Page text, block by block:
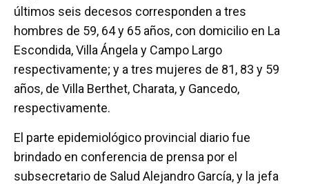
últimos seis decesos corresponden a tres
hombres de 59, 64 y 65 años, con domicilio en La
Escondida, Villa Ángela y Campo Largo
respectivamente; y a tres mujeres de 81, 83 y 59
años, de Villa Berthet, Charata, y Gancedo,
respectivamente.
El parte epidemiológico provincial diario fue
brindado en conferencia de prensa por el
subsecretario de Salud Alejandro García, y la jefa